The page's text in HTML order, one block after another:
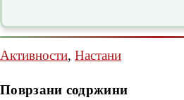
Активности, Настани
Поврзани содржини